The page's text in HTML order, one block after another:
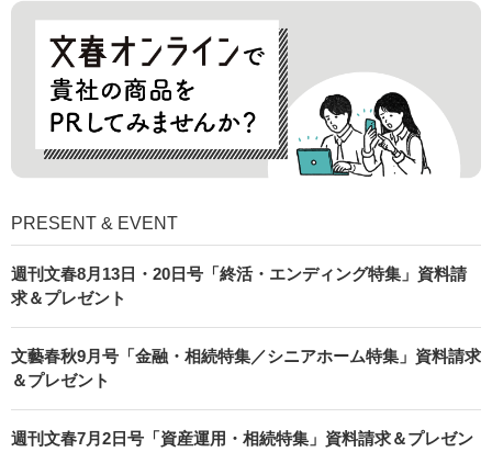
PRESENT & EVENT
週刊文春8月13日・20日号「終活・エンディング特集」資料請
求＆プレゼント
文藝春秋9月号「金融・相続特集／シニアホーム特集」資料請求
＆プレゼント
週刊文春7月2日号「資産運用・相続特集」資料請求＆プレゼン